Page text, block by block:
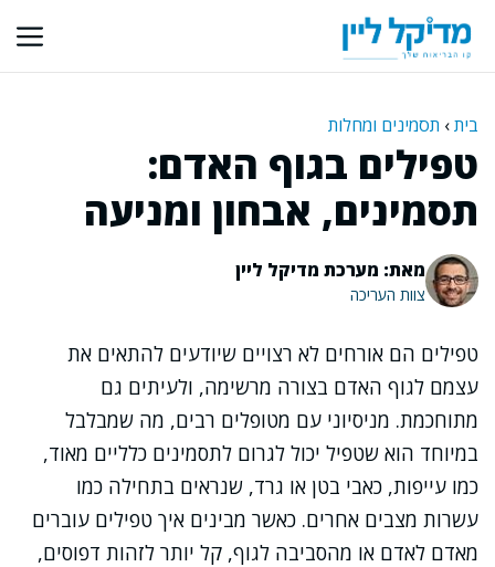
לתוכן
בית› תסמינים ומחלות
טפילים בגוף האדם:
תסמינים, אבחון ומניעה
מאת: מערכת מדיקל ליין
צוות העריכה
טפילים הם אורחים לא רצויים שיודעים להתאים את
עצמם לגוף האדם בצורה מרשימה, ולעיתים גם
מתוחכמת. מניסיוני עם מטופלים רבים, מה שמבלבל
במיוחד הוא שטפיל יכול לגרום לתסמינים כלליים מאוד,
כמו עייפות, כאבי בטן או גרד, שנראים בתחילה כמו
עשרות מצבים אחרים. כאשר מבינים איך טפילים עוברים
מאדם לאדם או מהסביבה לגוף, קל יותר לזהות דפוסים,